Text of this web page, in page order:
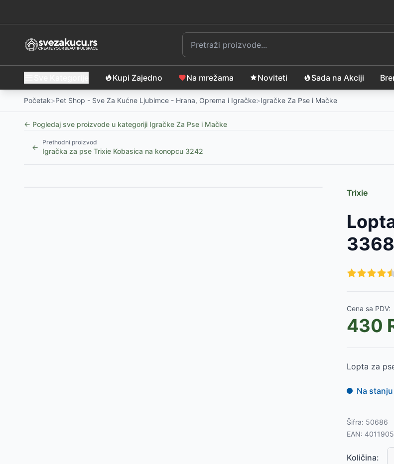
Kupi Zajedno Na mrežama Noviteti Sada na Akciji
Početak>Pet Shop - Sve Za Kućne Ljubimce - Hrana, Oprema i Igračke>Igračke Za Pse i Mačke
← Pogledaj sve proizvode u kategoriji Igračke Za Pse i Mačke
←
Prethodni proizvod
Igračka za pse Trixie Kobasica na konopcu 3242
Trixie
Cena sa PDV:
430
Lopta za
Na stanju
Šifra: 50686
EAN:
Količina: